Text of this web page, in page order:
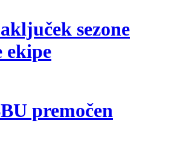
sezone
ekipe
premočen